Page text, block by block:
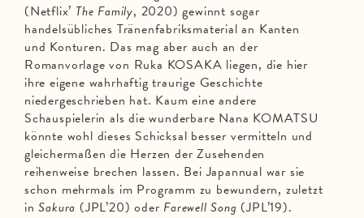
(Netflix’ The Family, 2020) gewinnt sogar
handelsübliches Tränenfabriksmaterial an Kanten
und Konturen. Das mag aber auch an der
Romanvorlage von Ruka KOSAKA liegen, die hier
ihre eigene wahrhaftig traurige Geschichte
niedergeschrieben hat. Kaum eine andere
Schauspielerin als die wunderbare Nana KOMATSU
könnte wohl dieses Schicksal besser vermitteln und
gleichermaßen die Herzen der Zusehenden
reihenweise brechen lassen. Bei Japannual war sie
schon mehrmals im Programm zu bewundern, zuletzt
inSakura (JPL’20) oder Farewell Song (JPL’19).